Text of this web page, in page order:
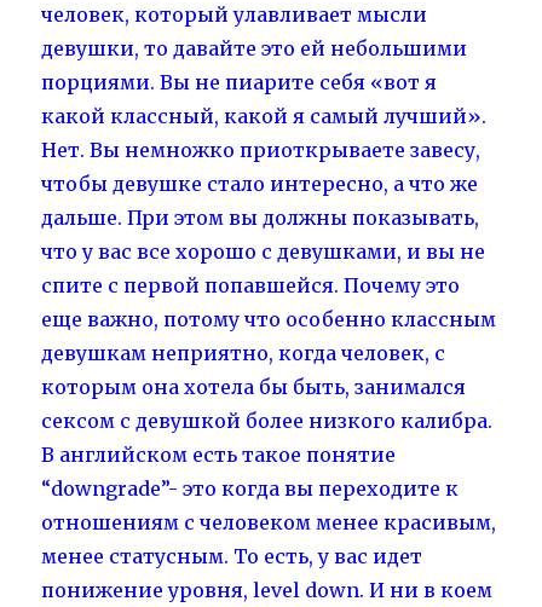
человек, который улавливает мысли
девушки, то давайте это ей небольшими
порциями. Вы не пиарите себя «вот я
какой классный, какой я самый лучший».
Нет. Вы немножко приоткрываете завесу,
чтобы девушке стало интересно, а что же
дальше. При этом вы должны показывать,
что у вас все хорошо с девушками, и вы не
спите с первой попавшейся. Почему это
еще важно, потому что особенно классным
девушкам неприятно, когда человек, с
которым она хотела бы быть, занимался
сексом с девушкой более низкого калибра.
В английском есть такое понятие
“downgrade”- это когда вы переходите к
отношениям с человеком менее красивым,
менее статусным. То есть, у вас идет
понижение уровня, level down. И ни в коем